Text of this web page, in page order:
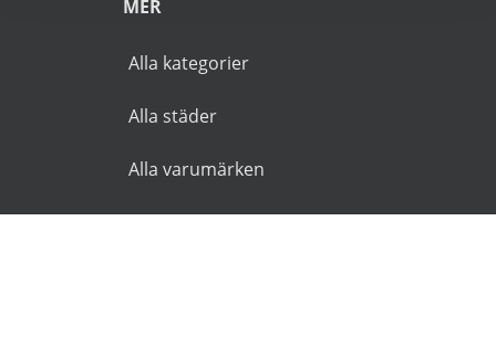
MER
Alla kategorier
Alla städer
Alla varumärken